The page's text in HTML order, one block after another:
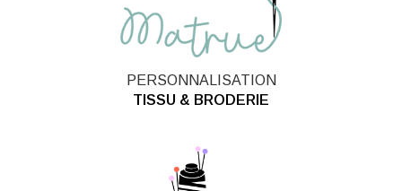
PERSONNALISATION
TISSU & BRODERIE